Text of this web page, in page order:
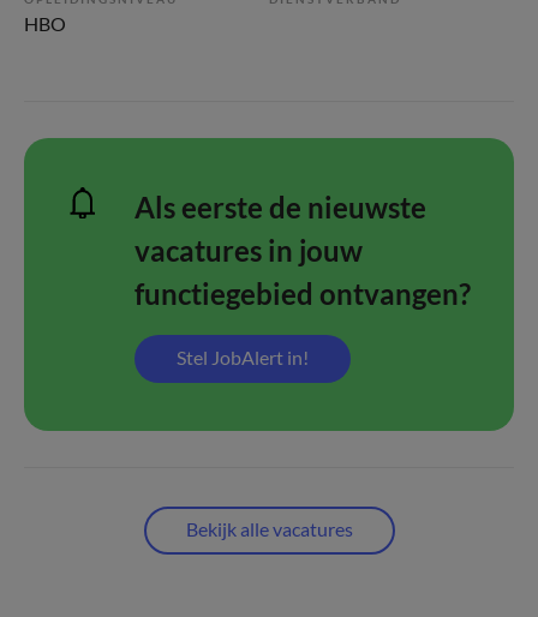
HBO
Als eerste de nieuwste
vacatures in jouw
functiegebied ontvangen?
Stel JobAlert in!
Bekijk alle vacatures